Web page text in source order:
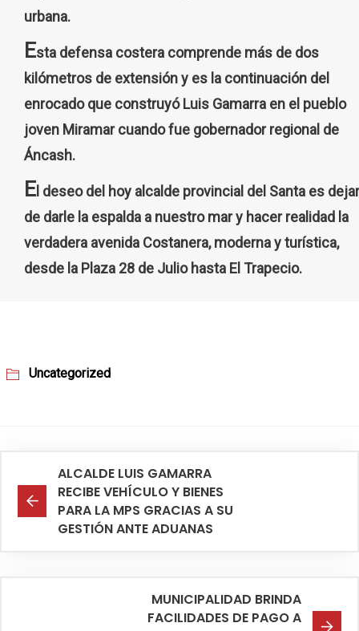
urbana.
Esta defensa costera comprende más de dos
kilómetros de extensión y es la continuación del
enrocado que construyó Luis Gamarra en el pueblo
joven Miramar cuando fue gobernador regional de
Áncash.
El deseo del hoy alcalde provincial del Santa es dejar
de darle la espalda a nuestro mar y hacer realidad la
verdadera avenida Costanera, moderna y turística,
desde la Plaza 28 de Julio hasta El Trapecio.
Uncategorized
ALCALDE LUIS GAMARRA
RECIBE VEHÍCULO Y BIENES
PARA LA MPS GRACIAS A SU
GESTIÓN ANTE ADUANAS
MUNICIPALIDAD BRINDA
FACILIDADES DE PAGO A